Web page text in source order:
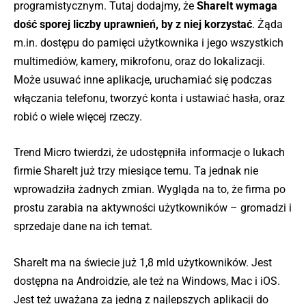
programistycznym. Tutaj dodajmy, że ShareIt wymaga
dość sporej liczby uprawnień, by z niej korzystać. Żąda
m.in. dostępu do pamięci użytkownika i jego wszystkich
multimediów, kamery, mikrofonu, oraz do lokalizacji.
Może usuwać inne aplikacje, uruchamiać się podczas
włączania telefonu, tworzyć konta i ustawiać hasła, oraz
robić o wiele więcej rzeczy.
Trend Micro twierdzi, że udostępniła informacje o lukach
firmie ShareIt już trzy miesiące temu. Ta jednak nie
wprowadziła żadnych zmian. Wygląda na to, że firma po
prostu zarabia na aktywności użytkowników – gromadzi i
sprzedaje dane na ich temat.
ShareIt ma na świecie już 1,8 mld użytkowników. Jest
dostępna na Androidzie, ale też na Windows, Mac i iOS.
Jest też uważana za jedną z najlepszych aplikacji do